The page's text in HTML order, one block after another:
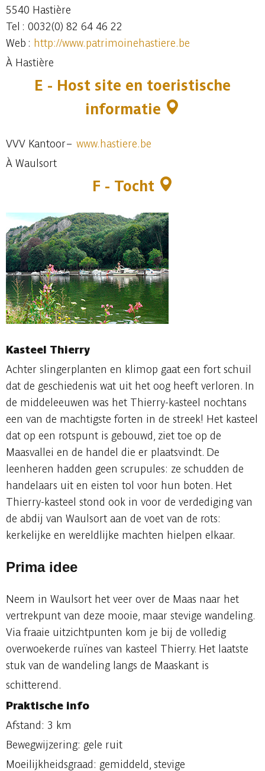
5540 Hastière
Tel : 0032(0) 82 64 46 22
Web : http://www.patrimoinehastiere.be
À Hastière
E - Host site en toeristische
informatie
VVV Kantoor– www.hastiere.be
À Waulsort
F - Tocht
Kasteel Thierry
Achter slingerplanten en klimop gaat een fort schuil
dat de geschiedenis wat uit het oog heeft verloren. In
de middeleeuwen was het Thierry-kasteel nochtans
een van de machtigste forten in de streek! Het kasteel
dat op een rotspunt is gebouwd, ziet toe op de
Maasvallei en de handel die er plaatsvindt. De
leenheren hadden geen scrupules: ze schudden de
handelaars uit en eisten tol voor hun boten. Het
Thierry-kasteel stond ook in voor de verdediging van
de abdij van Waulsort aan de voet van de rots:
kerkelijke en wereldlijke machten hielpen elkaar.
Prima idee
Neem in Waulsort het veer over de Maas naar het
vertrekpunt van deze mooie, maar stevige wandeling.
Via fraaie uitzichtpunten kom je bij de volledig
overwoekerde ruïnes van kasteel Thierry. Het laatste
stuk van de wandeling langs de Maaskant is
schitterend.
Praktische info
Afstand: 3 km
Bewegwijzering: gele ruit
Moeilijkheidsgraad: gemiddeld, stevige